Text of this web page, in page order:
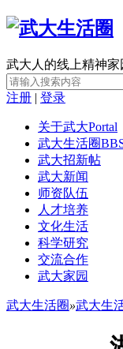
武大人的线上精神家
注册 | 登录
关于武大Portal
武大生活圈
武大招新帖
武大新闻
师资队伍
人才培养
文化生活
科学研究
交流合作
武大家园
武大生活圈»武大生